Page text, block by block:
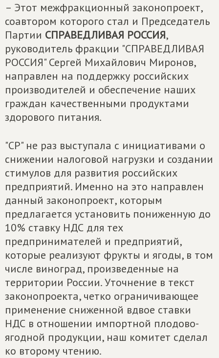
– Этот межфракционный законопроект,
соавтором которого стал и Председатель
Партии СПРАВЕДЛИВАЯ РОССИЯ,
руководитель фракции "СПРАВЕДЛИВАЯ
РОССИЯ" Сергей Михайлович Миронов,
направлен на поддержку российских
производителей и обеспечение наших
граждан качественными продуктами
здорового питания.
"СР" не раз выступала с инициативами о
снижении налоговой нагрузки и создании
стимулов для развития российских
предприятий. Именно на это направлен
данный законопроект, которым
предлагается установить пониженную до
10% ставку НДС для тех
предпринимателей и предприятий,
которые реализуют фрукты и ягоды, в том
числе виноград, произведенные на
территории России. Уточнение в текст
законопроекта, четко ограничивающее
применение сниженной вдвое ставки
НДС в отношении импортной плодово-
ягодной продукции, наш комитет сделал
ко второму чтению.